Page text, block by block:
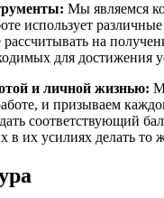
Мы являемся
использует
на
для достижения
и личной жизнью:
и призываем
соответствующий
в их усилиях делать то